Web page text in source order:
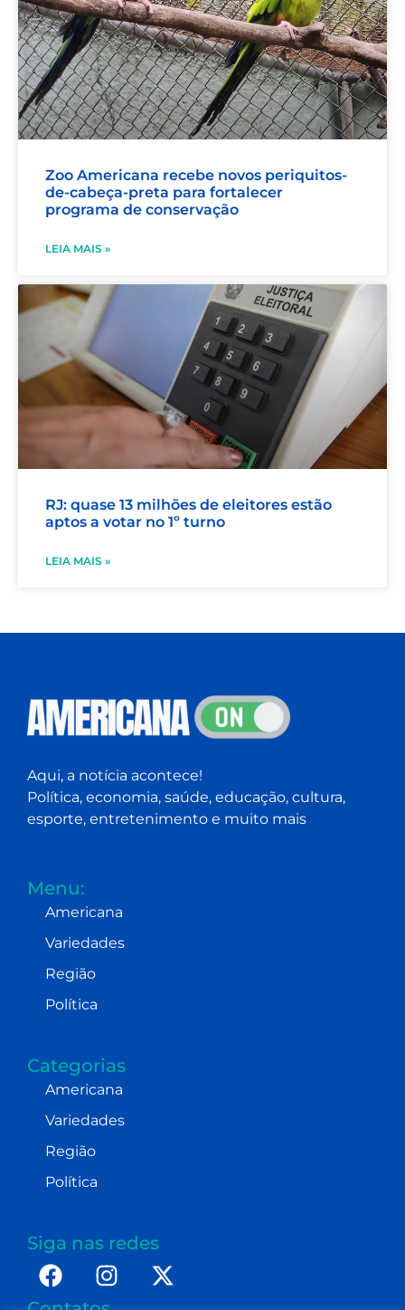
Zoo Americana recebe novos periquitos-
de-cabeça-preta para fortalecer
programa de conservação
LEIA MAIS »
RJ: quase 13 milhões de eleitores estão
aptos a votar no 1º turno
LEIA MAIS »
Aqui, a notícia acontece!
Política, economia, saúde, educação, cultura,
esporte, entretenimento e muito mais
Menu:
Americana
Variedades
Região
Política
Categorias
Americana
Variedades
Região
Política
Siga nas redes